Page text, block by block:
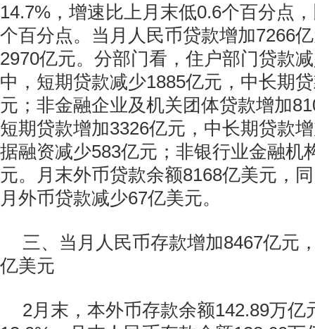
14.7%，增速比上月末低0.6个百分点
个百分点。当月人民币贷款增加7266
2970亿元。分部门看，住户部门贷款
中，短期贷款减少1885亿元，中长期
元；非金融企业及机关团体贷款增加
短期贷款增加3326亿元，中长期贷款
据融资减少583亿元；非银行业金融机
元。月末外币贷款余额8168亿美元，
月外币贷款减少67亿美元。
三、当月人民币存款增加8467亿元
亿美元
2月末，本外币存款余额142.89万亿